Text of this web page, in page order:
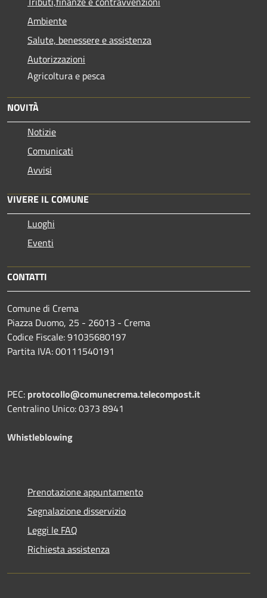
Ambiente
Salute, benessere e assistenza
Autorizzazioni
Agricoltura e pesca
NOVITÀ
Notizie
Comunicati
Avvisi
VIVERE IL COMUNE
Luoghi
Eventi
CONTATTI
Comune di Crema
Piazza Duomo, 25 - 26013 - Crema
Codice Fiscale: 91035680197
Partita IVA: 00111540191
PEC: protocollo@comunecrema.telecompost.it
Centralino Unico: 0373 8941
Whistleblowing
Prenotazione appuntamento
Segnalazione disservizio
Leggi le FAQ
Richiesta assistenza